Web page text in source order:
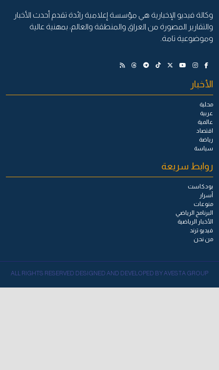
وكالة فيديو الإخبارية هي مؤسسة إعلامية رائدة تقدم أحدث الأخبار
والتقارير المصورة من العراق والمنطقة والعالم، بمهنية عالية
وموضوعية تامة.
الأخبار
محلية
عربية
عالمية
اقتصاد
رياضة
سياسة
روابط سريعة
بودكاست
أسرار
منوعات
البرنامج الرياضي
الأخبار الرياضية
فيديو ترند
من نحن
ALL RIGHTS RESERVED DESIGNED AND DEVELOPED BY AVESTA GROUP